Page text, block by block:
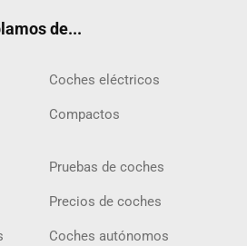
de...
Coches eléctricos
Compactos
Pruebas de coches
Precios de coches
Coches autónomos